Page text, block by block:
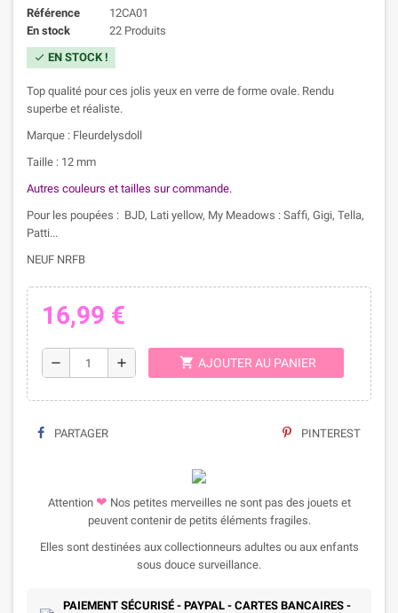
Référence
12CA01
En stock
22 Produits
check EN STOCK !
Top qualité pour ces jolis yeux en verre de forme ovale. Rendu
superbe et réaliste.
Marque : Fleurdelysdoll
Taille : 12 mm
Autres couleurs et tailles sur commande.
Pour les poupées : BJD, Lati yellow, My Meadows : Saffi, Gigi, Tella,
Patti...
NEUF NRFB
16,99 €
remove add shopping_cart AJOUTER AU PANIER
PARTAGER PINTEREST
Attention ❤ Nos petites merveilles ne sont pas des jouets et
peuvent contenir de petits éléments fragiles.
Elles sont destinées aux collectionneurs adultes ou aux enfants
sous douce surveillance.
PAIEMENT SÉCURISÉ - PAYPAL - CARTES BANCAIRES -